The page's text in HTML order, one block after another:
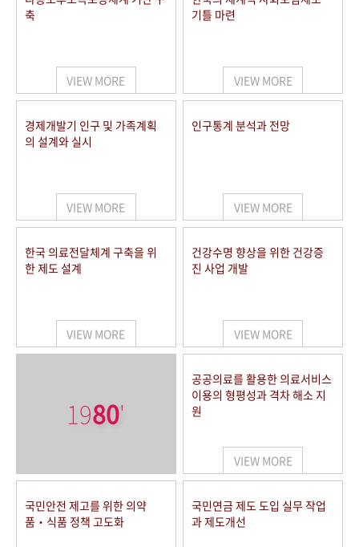
축
VIEW MORE
기틀 마련
VIEW MORE
경제개발기 인구 및 가족계획
의 설계와 실시
VIEW MORE
인구통계 분석과 전망
VIEW MORE
한국 의료전달체계 구축을 위
한 제도 설계
VIEW MORE
건강수명 향상을 위한 건강증
진 사업 개발
VIEW MORE
1980'
공공의료를 활용한 의료서비스
이용의 형평성과 격차 해소 지
원
VIEW MORE
국민안전 제고를 위한 의약
품‧식품 정책 고도화
국민연금 제도 도입 실무 작업
과 제도개선